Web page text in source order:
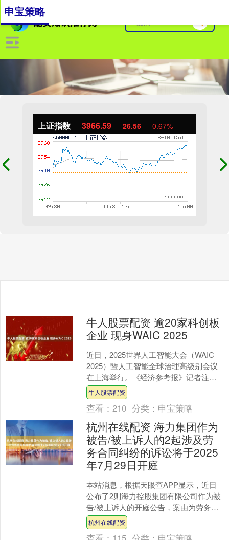
上证指数 3966.59 26.56 0.67%
申宝策略
牛人股票配资 逾20家科创板
企业 现身WAIC 2025
近日，2025世界人工智能大会（WAIC
2025）暨人工智能全球治理高级别会议
在上海举行。《经济参考报》记者注意
到，在这场科技盛宴中，金山办公、中
控技术等20....
牛人股票配资
查看：210 分类： 申宝策略
杭州在线配资 海力集团作为
被告/被上诉人的2起涉及劳
务合同纠纷的诉讼将于2025
年7月29日开庭
本站消息，根据天眼查APP显示，近日
公布了2则海力控股集团有限公司作为被
告/被上诉人的开庭公告，案由为劳务合
同纠纷，开庭日期为2025年7月29日。详
细内容如下....
杭州在线配资